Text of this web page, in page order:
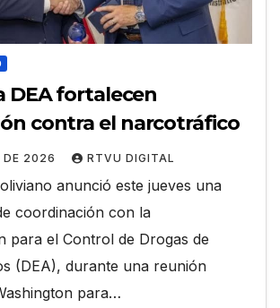
DEA fortalecen
contra el narcotráfico
DE 2026 RTVU DIGITAL
anunció este jueves una
coordinación con la
para el Control de Drogas de
(DEA), durante una reunión
para…